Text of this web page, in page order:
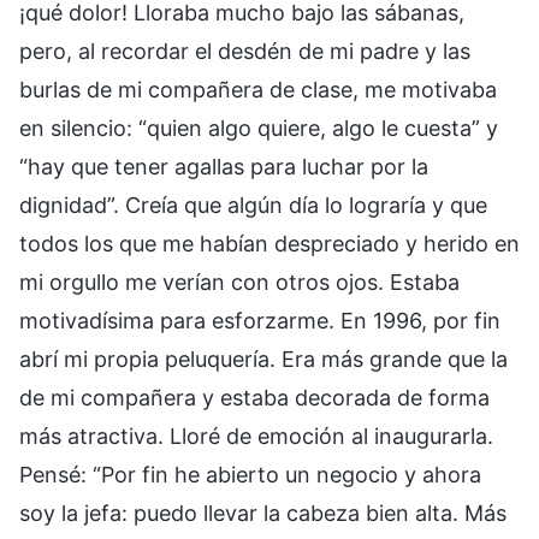
¡qué dolor! Lloraba mucho bajo las sábanas,
pero, al recordar el desdén de mi padre y las
burlas de mi compañera de clase, me motivaba
en silencio: “quien algo quiere, algo le cuesta” y
“hay que tener agallas para luchar por la
dignidad”. Creía que algún día lo lograría y que
todos los que me habían despreciado y herido en
mi orgullo me verían con otros ojos. Estaba
motivadísima para esforzarme. En 1996, por fin
abrí mi propia peluquería. Era más grande que la
de mi compañera y estaba decorada de forma
más atractiva. Lloré de emoción al inaugurarla.
Pensé: “Por fin he abierto un negocio y ahora
soy la jefa: puedo llevar la cabeza bien alta. Más